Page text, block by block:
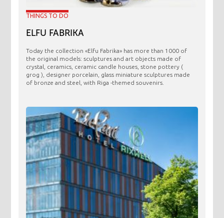
THINGS TO DO
ELFU FABRIKA
Today the collection «Elfu Fabrika» has more than 1000 of
the original models: sculptures and art objects made ​​of
crystal, ceramics, ceramic candle houses, stone pottery (
grog ), designer porcelain, glass miniature sculptures made
of bronze and steel, with Riga -themed souvenirs.